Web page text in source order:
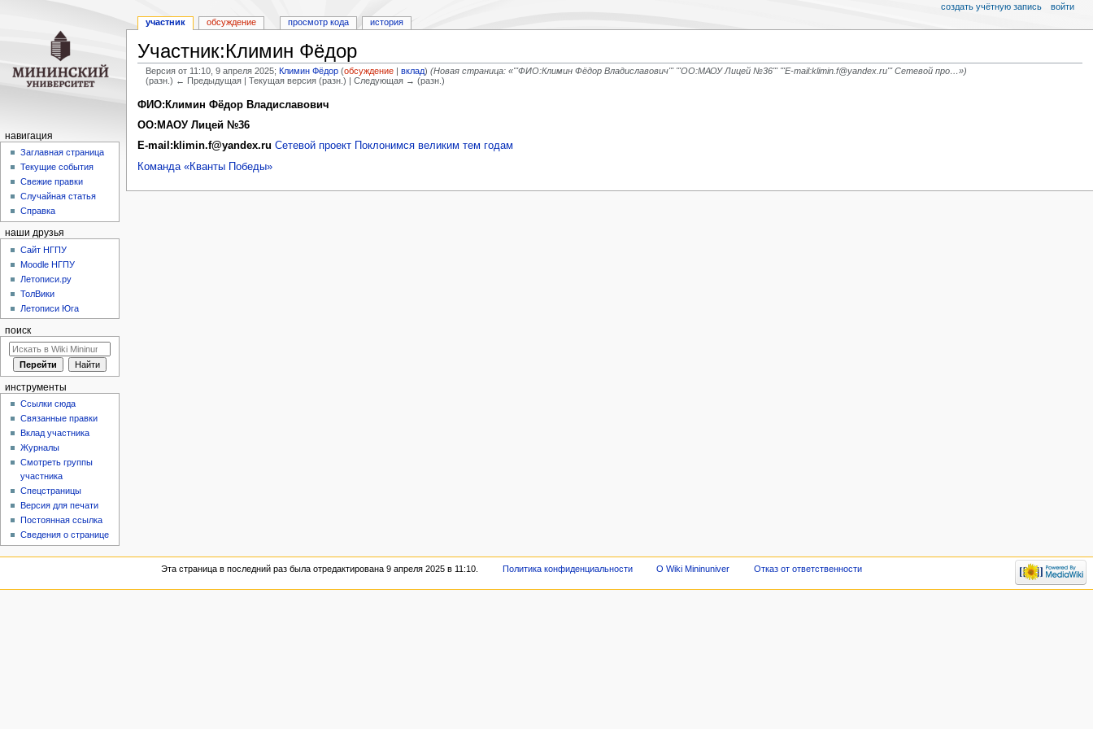
Участник:Климин Фёдор
Версия от 11:10, 9 апреля 2025;Климин Фёдор (обсуждение |вклад) (Новая страница: «'''ФИО:Климин Фёдор Владиславович''' '''ОО:МАОУ Лицей №36''' '''E-mail:klimin.f@yandex.ru''' Сетевой про…»)
(разн.) ← Предыдущая | Текущая версия (разн.) | Следующая → (разн.)
Перейти
к
Перейти
к
ФИО:Климин Фёдор Владиславович
ОО:МАОУ Лицей №36
E-mail:klimin.f@yandex.ru Сетевой проект Поклонимся великим тем годам
Команда «Кванты Победы»
участник обсуждение просмотр кода история
создать учётную запись войти
навигация
Заглавная страница
Текущие события
Свежие правки
Случайная статья
Справка
наши друзья
Cайт НГПУ
Moodle НГПУ
Летописи.ру
ТолВики
Летописи Юга
поиск
инструменты
Ссылки сюда
Связанные правки
Вклад участника
Журналы
Смотреть группы
участника
Спецстраницы
Версия для печати
Постоянная ссылка
Сведения о странице
Эта страница в последний раз была отредактирована 9 апреля 2025 в 11:10. Политика конфиденциальности О Wiki Mininuniver Отказ от ответственности